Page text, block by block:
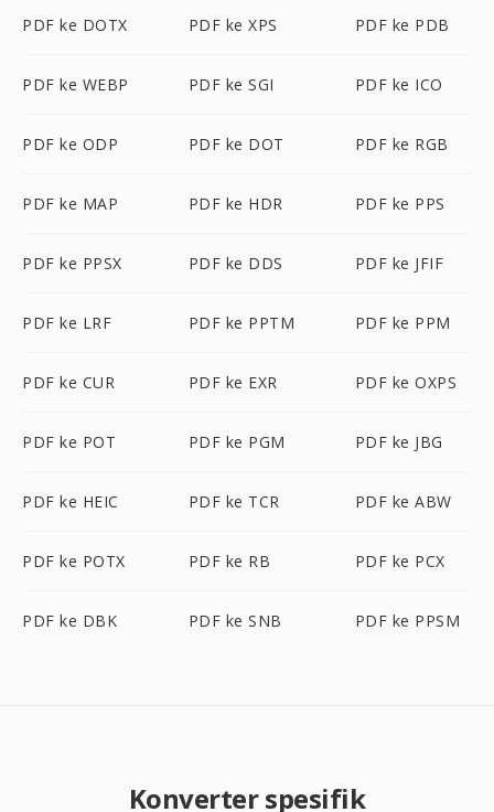
PDF ke DOTX PDF ke XPS PDF ke PDB
PDF ke WEBP PDF ke SGI PDF ke ICO
PDF ke ODP PDF ke DOT PDF ke RGB
PDF ke MAP PDF ke HDR PDF ke PPS
PDF ke PPSX PDF ke DDS PDF ke JFIF
PDF ke LRF PDF ke PPTM PDF ke PPM
PDF ke CUR PDF ke EXR PDF ke OXPS
PDF ke POT PDF ke PGM PDF ke JBG
PDF ke HEIC PDF ke TCR PDF ke ABW
PDF ke POTX PDF ke RB PDF ke PCX
PDF ke DBK PDF ke SNB PDF ke PPSM
Konverter spesifik